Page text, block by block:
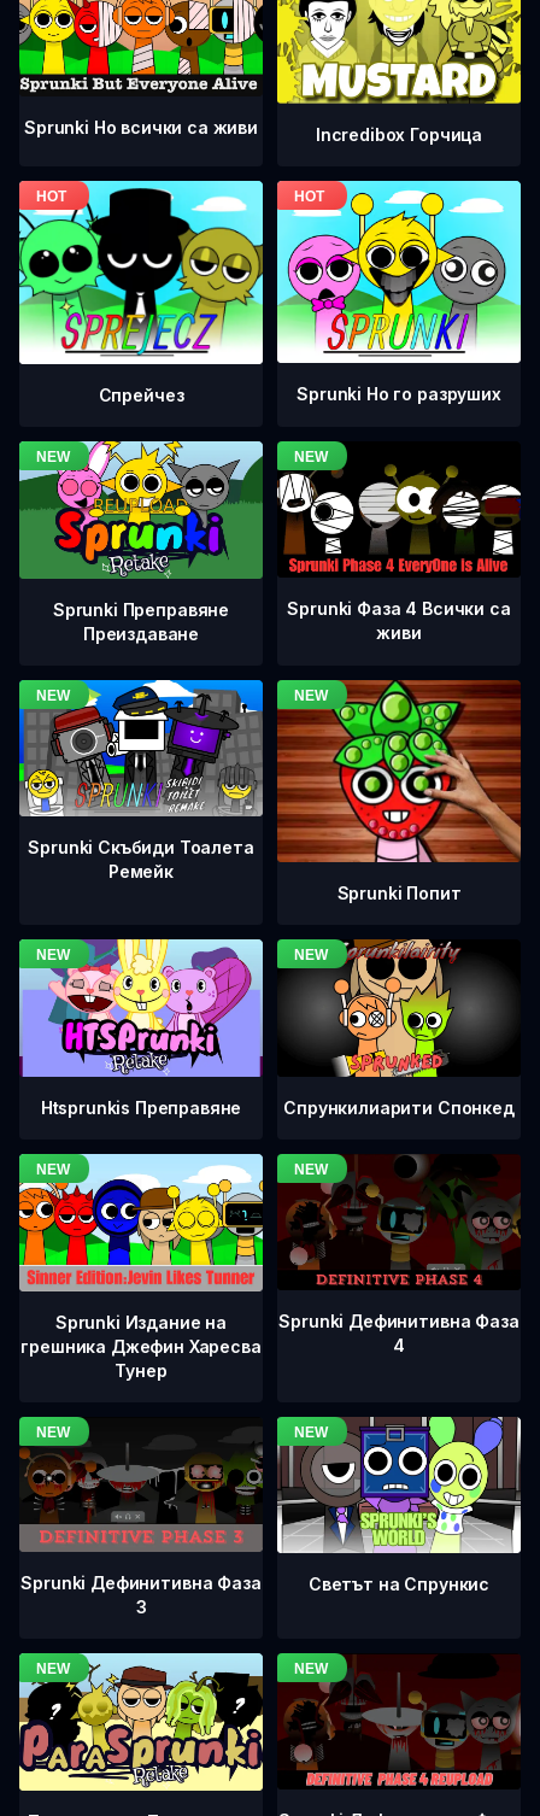
Sprunki Но всички са живи Incredibox Горчица
Спрейчез Sprunki Но го разруших
Sprunki Преправяне
Преиздаване
Sprunki Фаза 4 Всички са
живи
Sprunki Скъбиди Тоалета
Ремейк
Sprunki Попит
Htsprunkis Преправяне Спрункилиарити Спонкед
Sprunki Издание на
грешника Джефин Харесва
Тунер
Sprunki Дефинитивна Фаза
4
Sprunki Дефинитивна Фаза
3
Светът на Спрункис